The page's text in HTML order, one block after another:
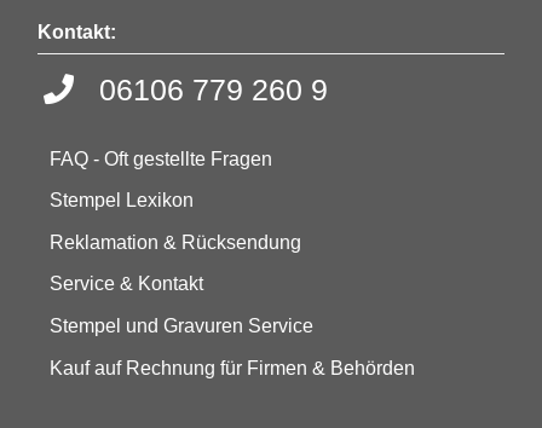
Kontakt:
06106 779 260 9
FAQ - Oft gestellte Fragen
Stempel Lexikon
Reklamation & Rücksendung
Service & Kontakt
Stempel und Gravuren Service
Kauf auf Rechnung für Firmen & Behörden